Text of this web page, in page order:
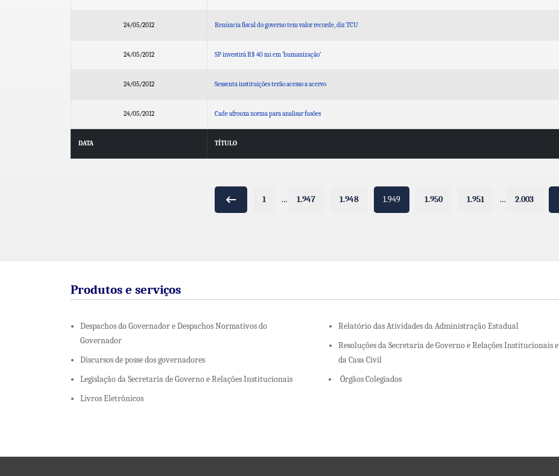
DATA TÍTULO
24/05/2012 Renúncia fiscal do governo tem valor recorde, diz TCU
24/05/2012 SP investirá R$ 40 mi em ‘humanização’
24/05/2012 Sessenta instituições terão acesso a acervo
24/05/2012 Cade afrouxa norma para analisar fusões
1 … 1.947 1.948 1.949 1.950 1.951 … 2.003
Produtos e serviços
Despachos do Governador e Despachos Normativos do
Governador
Discursos de posse dos governadores
Legislação da Secretaria de Governo e Relações Institucionais
Livros Eletrônicos
Relatório das Atividades da Administração Estadual
Resoluções da Secretaria de Governo e Relações Institucionais e
da Casa Civil
Órgãos Colegiados